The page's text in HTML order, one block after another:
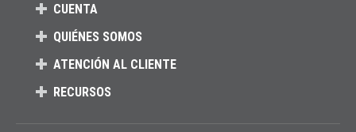
CUENTA
QUIÉNES SOMOS
ATENCIÓN AL CLIENTE
RECURSOS